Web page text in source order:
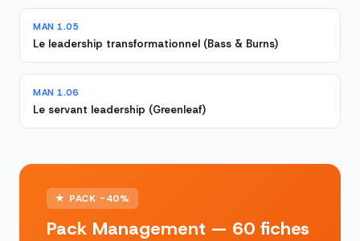
MAN 1.05
Le leadership transformationnel (Bass & Burns)
MAN 1.06
Le servant leadership (Greenleaf)
★ PACK -40%
Pack Management — 60 fiches